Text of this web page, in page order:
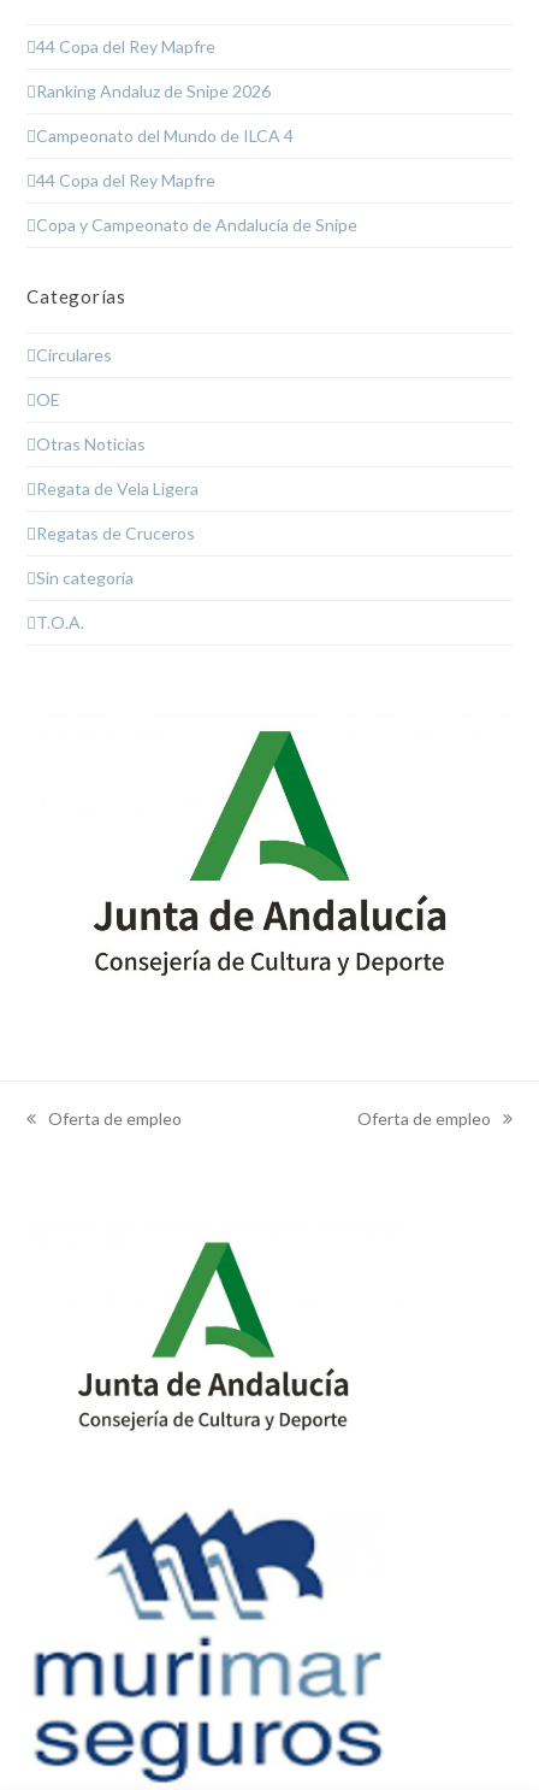
44 Copa del Rey Mapfre
Ranking Andaluz de Snipe 2026
Campeonato del Mundo de ILCA 4
44 Copa del Rey Mapfre
Copa y Campeonato de Andalucía de Snipe
Categorías
Circulares
OE
Otras Noticias
Regata de Vela Ligera
Regatas de Cruceros
Sin categoría
T.O.A.
previous
Oferta de empleo
next
Oferta de empleo